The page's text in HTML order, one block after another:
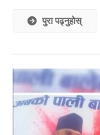
पुरा पढ्नुहोस्